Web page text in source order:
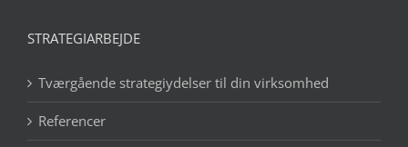
STRATEGIARBEJDE
Tværgående strategiydelser til din virksomhed
Referencer